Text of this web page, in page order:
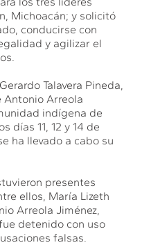
Michoacán; y solicitó
conducirse con
y agilizar el
Talavera Pineda,
Antonio Arreola
indígena de
días 11, 12 y 14 de
ha llevado a cabo su
presentes
ellos, María Lizeth
Arreola Jiménez,
detenido con uso
falsas.